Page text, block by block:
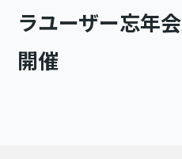
ラユーザー忘年
開催